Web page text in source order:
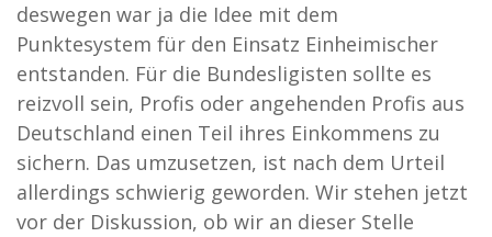
deswegen war ja die Idee mit dem
Punktesystem für den Einsatz Einheimischer
entstanden. Für die Bundesligisten sollte es
reizvoll sein, Profis oder angehenden Profis aus
Deutschland einen Teil ihres Einkommens zu
sichern. Das umzusetzen, ist nach dem Urteil
allerdings schwierig geworden. Wir stehen jetzt
vor der Diskussion, ob wir an dieser Stelle